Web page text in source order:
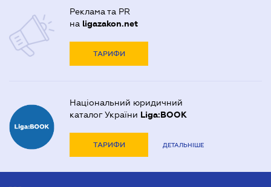
Реклама та PR
на ligazakon.net
ТАРИФИ
Національний юридичний
каталог України Liga:BOOK
ТАРИФИ ДЕТАЛЬНІШЕ